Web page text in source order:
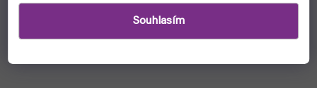
Souhlasím